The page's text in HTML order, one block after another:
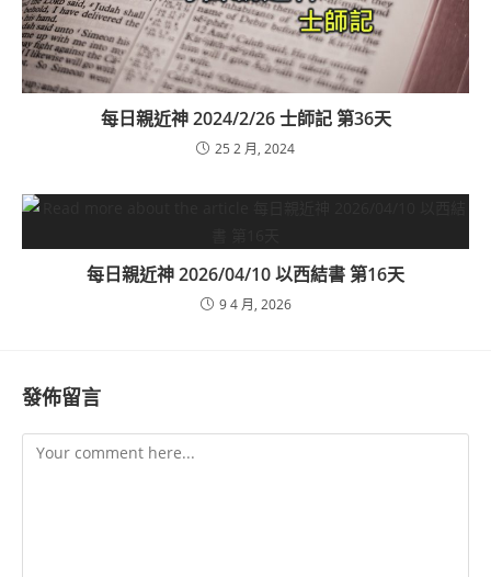
每日親近神 2024/2/26 士師記 第36天
25 2 月, 2024
每日親近神 2026/04/10 以西結書 第16天
9 4 月, 2026
發佈留言